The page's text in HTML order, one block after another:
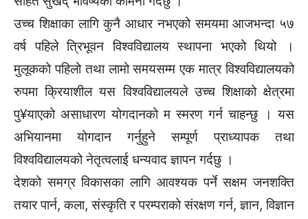
उच्च शिक्षाका लागि कुनै आधार नभएको समयमा आजभन्दा ५७
वर्ष पहिले त्रिभूवन विश्वविद्यालय स्थापना भएको थियो ।
मुलूकको पहिलो तथा लामो समयसम्म एक मात्र विश्वविद्यालयको
रुपमा क्रियाशील यस विश्वविद्यालयले उच्च शिक्षाको क्षेत्रमा
पु¥याएको असाधारण योगदानको म स्मरण गर्न चाहन्छु । यस
अभियानमा योगदान गर्नुहुने सम्पूर्ण प्राध्यापक तथा
विश्वविद्यालयको नेतृत्वलाई धन्यवाद ज्ञापन गर्दछु ।
देशको समग्र विकासका लागि आवश्यक पर्ने सक्षम जनशक्ति
तयार पार्न, कला, संस्कृति र परम्पराको संरक्षण गर्न, ज्ञान, विज्ञान